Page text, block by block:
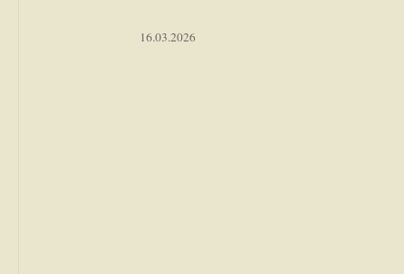
16.03.2026